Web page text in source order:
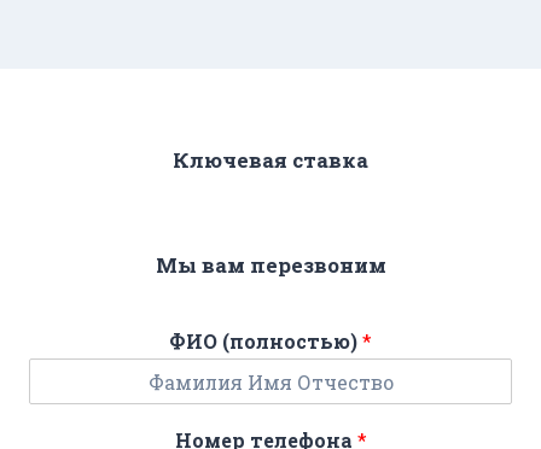
Ключевая ставка
Мы вам перезвоним
ФИО (полностью)*
Номер телефона *